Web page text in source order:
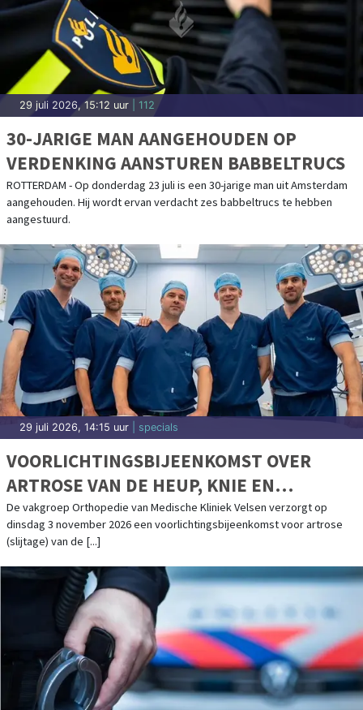
29 juli 2026, 15:12 uur | 112
30-JARIGE MAN AANGEHOUDEN OP
VERDENKING AANSTUREN BABBELTRUCS
ROTTERDAM - Op donderdag 23 juli is een 30-jarige man uit Amsterdam
aangehouden. Hij wordt ervan verdacht zes babbeltrucs te hebben
aangestuurd.
29 juli 2026, 14:15 uur | specials
VOORLICHTINGSBIJEENKOMST OVER
ARTROSE VAN DE HEUP, KNIE EN
SCHOUDER IN MEDISCHE KLINIEK VELSEN
De vakgroep Orthopedie van Medische Kliniek Velsen verzorgt op
dinsdag 3 november 2026 een voorlichtingsbijeenkomst voor artrose
(slijtage) van de [...]